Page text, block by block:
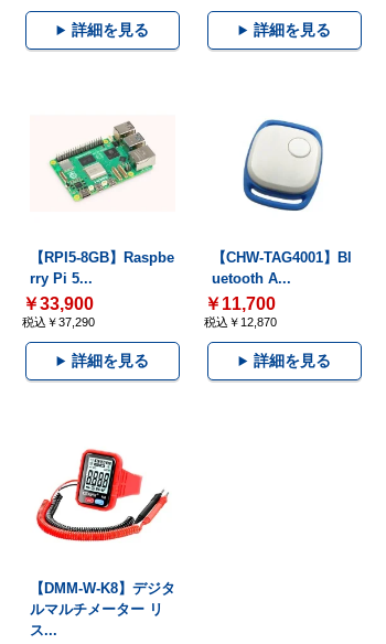
詳細を見る 詳細を見る
【RPI5-8GB】Raspbe
rry Pi 5...
￥33,900
税込￥37,290
詳細を見る
【CHW-TAG4001】Bl
uetooth A...
￥11,700
税込￥12,870
詳細を見る
【DMM-W-K8】デジタ
ルマルチメーター リ
ス...